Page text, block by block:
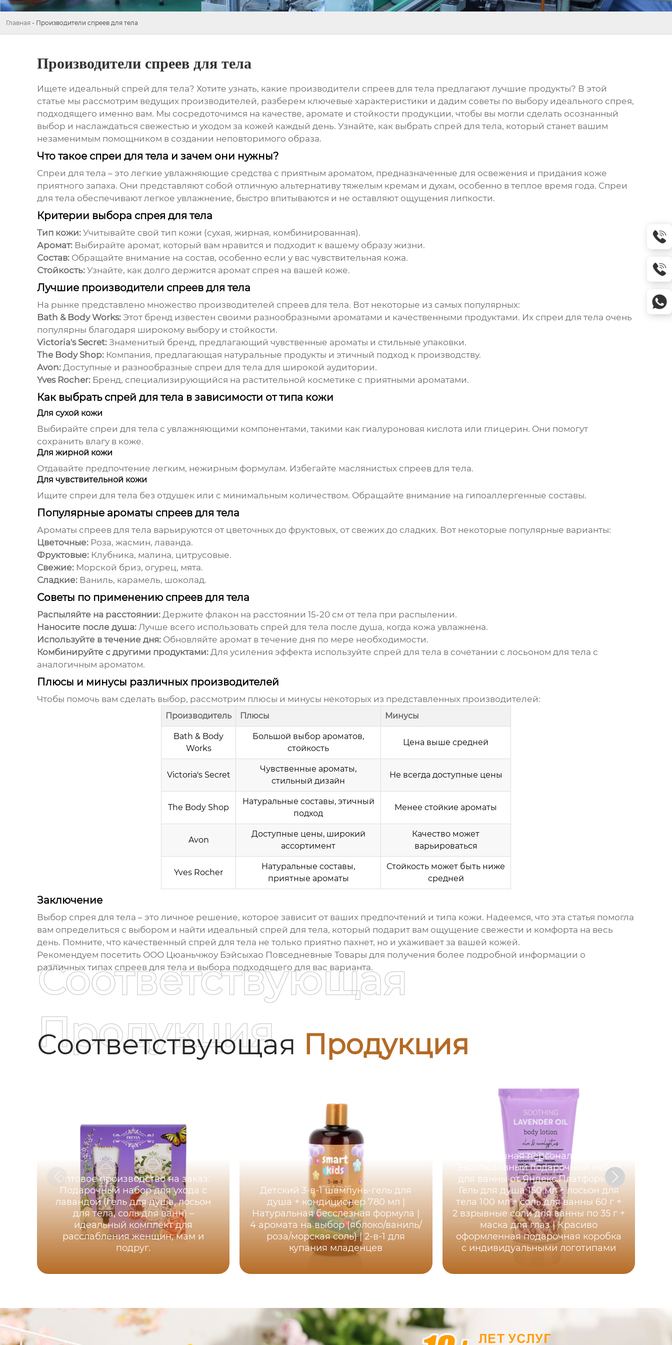
Главная - Производители спреев для тела
Производители спреев для тела
Ищете идеальный спрей для тела? Хотите узнать, какие производители спреев для тела предлагают лучшие продукты? В этой
статье мы рассмотрим ведущих производителей, разберем ключевые характеристики и дадим советы по выбору идеального спрея,
подходящего именно вам. Мы сосредоточимся на качестве, аромате и стойкости продукции, чтобы вы могли сделать осознанный
выбор и наслаждаться свежестью и уходом за кожей каждый день. Узнайте, как выбрать спрей для тела, который станет вашим
незаменимым помощником в создании неповторимого образа.
Что такое спреи для тела и зачем они нужны?
Спреи для тела – это легкие увлажняющие средства с приятным ароматом, предназначенные для освежения и придания коже
приятного запаха. Они представляют собой отличную альтернативу тяжелым кремам и духам, особенно в теплое время года. Спреи
для тела обеспечивают легкое увлажнение, быстро впитываются и не оставляют ощущения липкости.
Критерии выбора спрея для тела
Тип кожи:Учитывайте свой тип кожи (сухая, жирная, комбинированная).
Аромат:Выбирайте аромат, который вам нравится и подходит к вашему образу жизни.
Состав:Обращайте внимание на состав, особенно если у вас чувствительная кожа.
Стойкость:Узнайте, как долго держится аромат спрея на вашей коже.
Лучшие производители спреев для тела
На рынке представлено множество производителей спреев для тела. Вот некоторые из самых популярных:
Bath & Body Works:Этот бренд известен своими разнообразными ароматами и качественными продуктами. Их спреи для тела очень
популярны благодаря широкому выбору и стойкости.
Victoria's Secret:Знаменитый бренд, предлагающий чувственные ароматы и стильные упаковки.
The Body Shop:Компания, предлагающая натуральные продукты и этичный подход к производству.
Avon:Доступные и разнообразные спреи для тела для широкой аудитории.
Yves Rocher:Бренд, специализирующийся на растительной косметике с приятными ароматами.
Как выбрать спрей для тела в зависимости от типа кожи
Для сухой кожи
Выбирайте спреи для тела с увлажняющими компонентами, такими как гиалуроновая кислота или глицерин. Они помогут
сохранить влагу в коже.
Для жирной кожи
Отдавайте предпочтение легким, нежирным формулам. Избегайте маслянистых спреев для тела.
Для чувствительной кожи
Ищите спреи для тела без отдушек или с минимальным количеством. Обращайте внимание на гипоаллергенные составы.
Популярные ароматы спреев для тела
Ароматы спреев для тела варьируются от цветочных до фруктовых, от свежих до сладких. Вот некоторые популярные варианты:
Цветочные:Роза, жасмин, лаванда.
Фруктовые:Клубника, малина, цитрусовые.
Свежие:Морской бриз, огурец, мята.
Сладкие:Ваниль, карамель, шоколад.
Советы по применению спреев для тела
Распыляйте на расстоянии:Держите флакон на расстоянии 15-20 см от тела при распылении.
Наносите после душа:Лучше всего использовать спрей для тела после душа, когда кожа увлажнена.
Используйте в течение дня:Обновляйте аромат в течение дня по мере необходимости.
Комбинируйте с другими продуктами:Для усиления эффекта используйте спрей для тела в сочетании с лосьоном для тела с
аналогичным ароматом.
Плюсы и минусы различных производителей
Чтобы помочь вам сделать выбор, рассмотрим плюсы и минусы некоторых из представленных производителей:
Производитель Плюсы Минусы
Bath & Body
Works
Большой выбор ароматов,
стойкость
Цена выше средней
Victoria's Secret
Чувственные ароматы,
стильный дизайн
Не всегда доступные цены
The Body Shop
Натуральные составы, этичный
подход
Менее стойкие ароматы
Avon
Доступные цены, широкий
ассортимент
Качество может
варьироваться
Yves Rocher
Натуральные составы,
приятные ароматы
Стойкость может быть ниже
средней
Заключение
Выбор спрея для тела – это личное решение, которое зависит от ваших предпочтений и типа кожи. Надеемся, что эта статья помогла
вам определиться с выбором и найти идеальный спрей для тела, который подарит вам ощущение свежести и комфорта на весь
день. Помните, что качественный спрей для тела не только приятно пахнет, но и ухаживает за вашей кожей.
Рекомендуем посетить ООО Цюаньчжоу Бэйсыхао Повседневные Товары для получения более подробной информации о
различных типах спреев для тела и выбора подходящего для вас варианта.
Соответствующая Продукция
Соответствующая
Продукция
Оптовое производство на заказ:
Подарочный набор для ухода с
лавандой (гель для душа, лосьон
для тела, соль для ванн) –
идеальный комплект для
расслабления женщин, мам и
подруг.
Детский 3-в-1 шампунь-гель для
душа + кондиционер 780 мл |
Натуральная бесслезная формула |
4 аромата на выбор (яблоко/ваниль/
роза/морская соль) | 2-в-1 для
купания младенцев
[Роскошная персонализация]
Эксклюзивный подарочный набор
для ванны от Яндекс.Платформы |
Гель для душа 150 мл + лосьон для
тела 100 мл + соль для ванны 60 г +
2 взрывные соли для ванны по 35 г +
маска для глаз | Красиво
оформленная подарочная коробка
с индивидуальными логотипами